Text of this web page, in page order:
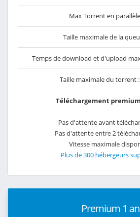
Max Torrent en
Taille maximale de la
Temps de download et d'upload
Taille maximale du torrent :
Téléchargement
Pas d'attente avant
Pas d'attente entre 2
Vitesse maximale
Plus de 300 hébergeurs
Premium 1 an